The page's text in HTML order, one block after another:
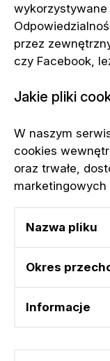
wykorzystywane
przez
czy Facebook,
Jakie pliki
W naszym
cookies
oraz trwałe,
Nazwa pliku
Okres
Informacje